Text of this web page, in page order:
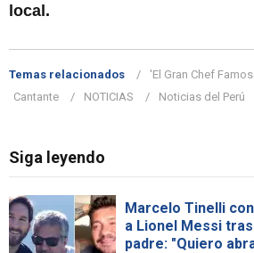
local.
Temas relacionados 'El Gran Chef
Cantante
NOTICIAS Noticias del Perú
Siga leyendo
Marcelo Tinelli
a Lionel Messi
padre: "Quiero